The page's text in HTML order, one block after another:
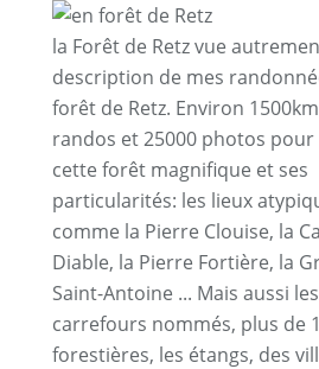
la Forêt de Retz vue
description de mes
forêt de Retz. Environ
randos et 25000 photos
cette forêt magnifique et ses
particularités: les lieux
comme la Pierre Clouise, la
Diable, la Pierre Fortière, la
Saint-Antoine ... Mais aussi
carrefours nommés, plus de
forestières, les étangs, des